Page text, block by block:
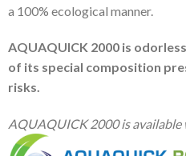
a 100% ecological manner.
AQUAQUICK 2000 is
of its special composition
risks.
AQUAQUICK 2000 is